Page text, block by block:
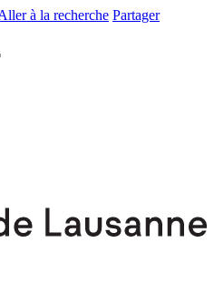
à la recherche Partager